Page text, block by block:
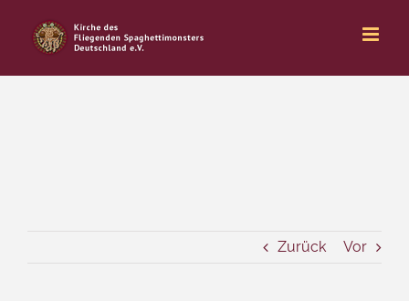
Inhalt
springen
Zurück Vor